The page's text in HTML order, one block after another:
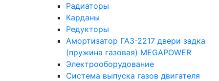
Радиаторы
Карданы
Редукторы
Амортизатор ГАЗ-2217 двери задка
(пружина газовая) MEGAPOWER
Электрооборудование
Система выпуска газов двигателя